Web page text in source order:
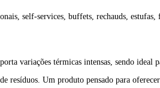
self-services, buffets, rechauds,
variações térmicas intensas, sendo ideal
Um produto pensado para